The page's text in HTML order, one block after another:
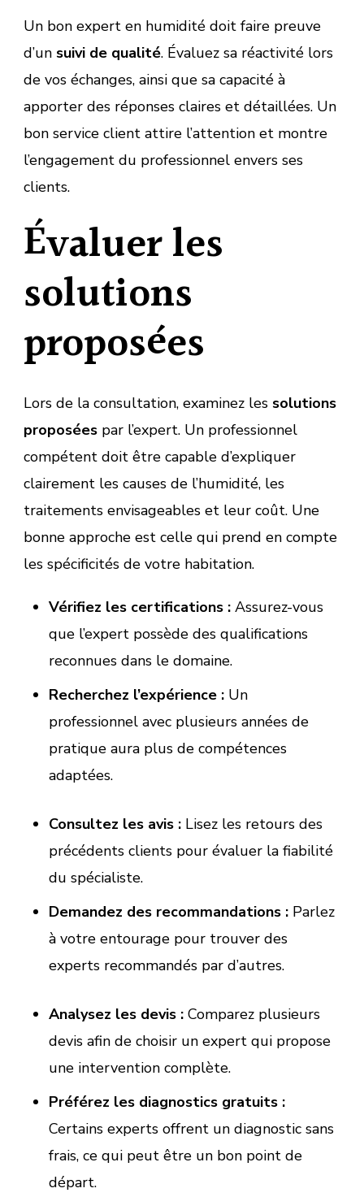
Un bon expert en humidité doit faire preuve
d’un suivi de qualité. Évaluez sa réactivité lors
de vos échanges, ainsi que sa capacité à
apporter des réponses claires et détaillées. Un
bon service client attire l’attention et montre
l’engagement du professionnel envers ses
clients.
Évaluer les
solutions
proposées
Lors de la consultation, examinez les solutions
proposées par l’expert. Un professionnel
compétent doit être capable d’expliquer
clairement les causes de l’humidité, les
traitements envisageables et leur coût. Une
bonne approche est celle qui prend en compte
les spécificités de votre habitation.
Vérifiez les certifications :Assurez-vous
que l’expert possède des qualifications
reconnues dans le domaine.
Recherchez l’expérience :Un
professionnel avec plusieurs années de
pratique aura plus de compétences
adaptées.
Consultez les avis :Lisez les retours des
précédents clients pour évaluer la fiabilité
du spécialiste.
Demandez des recommandations :Parlez
à votre entourage pour trouver des
experts recommandés par d’autres.
Analysez les devis :Comparez plusieurs
devis afin de choisir un expert qui propose
une intervention complète.
Préférez les diagnostics gratuits :
Certains experts offrent un diagnostic sans
frais, ce qui peut être un bon point de
départ.